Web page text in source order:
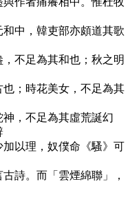
中，韓吏部亦頗道其歌
不足為其和也；秋之明
；時花美女，不足為其
，不足為其虛荒誕幻
以理，奴僕命《騷》可
詩。而「雲煙綿聯」，